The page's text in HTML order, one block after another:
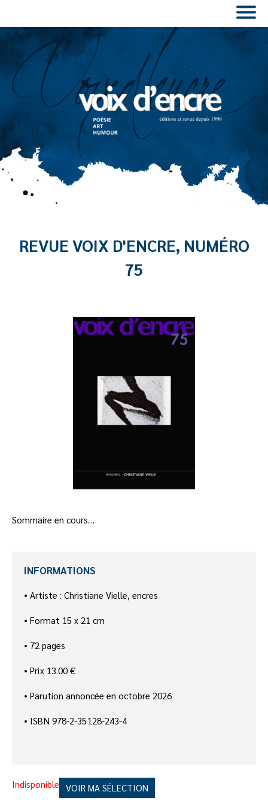
REVUE VOIX D'ENCRE, NUMÉRO
75
Sommaire en cours…
INFORMATIONS
• Artiste : Christiane Vielle, encres
• Format 15 x 21 cm
• 72 pages
• Prix 13.00 €
• Parution annoncée en octobre 2026
• ISBN 978-2-35128-243-4
Indisponible VOIR MA SÉLECTION